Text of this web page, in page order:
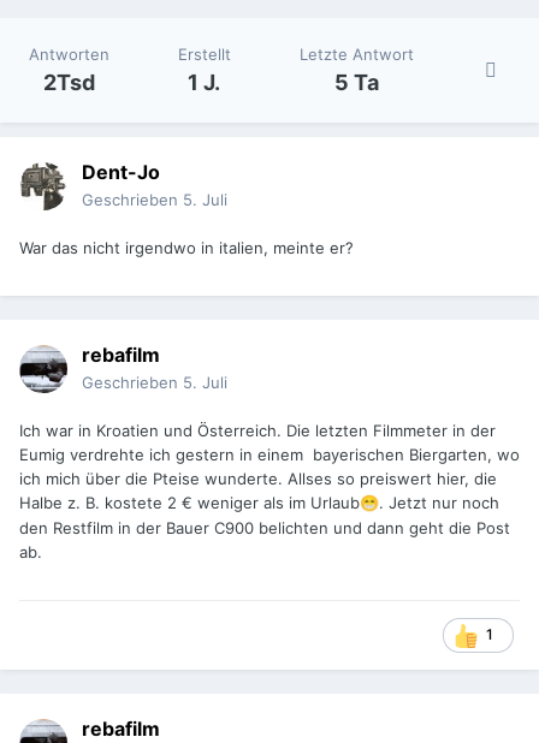
Antworten
2Tsd
Erstellt
1 J.
Letzte Antwort
5 Ta
Dent-Jo
Geschrieben 5. Juli
War das nicht irgendwo in italien, meinte er?
rebafilm
Geschrieben 5. Juli
Ich war in Kroatien und Österreich. Die letzten Filmmeter in der
Eumig verdrehte ich gestern in einem bayerischen Biergarten, wo
ich mich über die Pteise wunderte. Allses so preiswert hier, die
Halbe z. B. kostete 2 € weniger als im Urlaub😁. Jetzt nur noch
den Restfilm in der Bauer C900 belichten und dann geht die Post
ab.
1
rebafilm